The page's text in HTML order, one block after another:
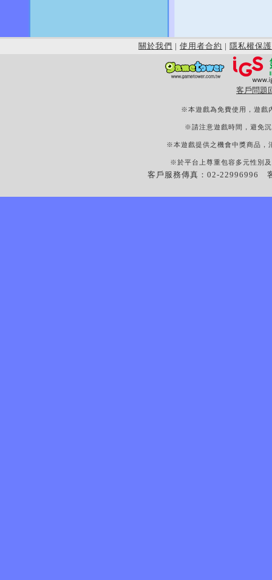
關於我們 | 使用者合約 | 隱私權保護
客戶問題
※本遊戲為免費使用，遊戲
※請注意遊戲時間，避免
※本遊戲提供之機會中獎商品，
※於平台上尊重包容多元性別
客戶服務傳真：02-22996996